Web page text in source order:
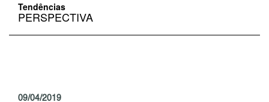
Tendências
PERSPECTIVA
09/04/2019